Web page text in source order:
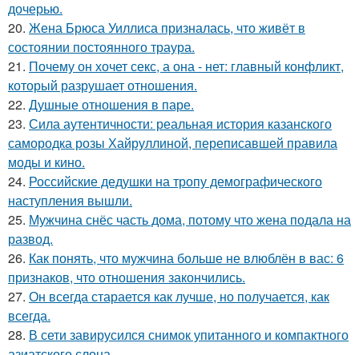
дочерью.
20. Жена Брюса Уиллиса призналась, что живёт в
состоянии постоянного траура.
21. Почему он хочет секс, а она - нет: главный конфликт,
который разрушает отношения.
22. Душные отношения в паре.
23. Сила аутентичности: реальная история казанского
самородка розы Хайруллиной, переписавшей правила
моды и кино.
24. Российские дедушки на тропу демографического
наступления вышли.
25. Мужчина снёс часть дома, потому что жена подала на
развод.
26. Как понять, что мужчина больше не влюблён в вас: 6
признаков, что отношения закончились.
27. Он всегда старается как лучше, но получается, как
всегда.
28. В сети завирусился снимок упитанного и компактного